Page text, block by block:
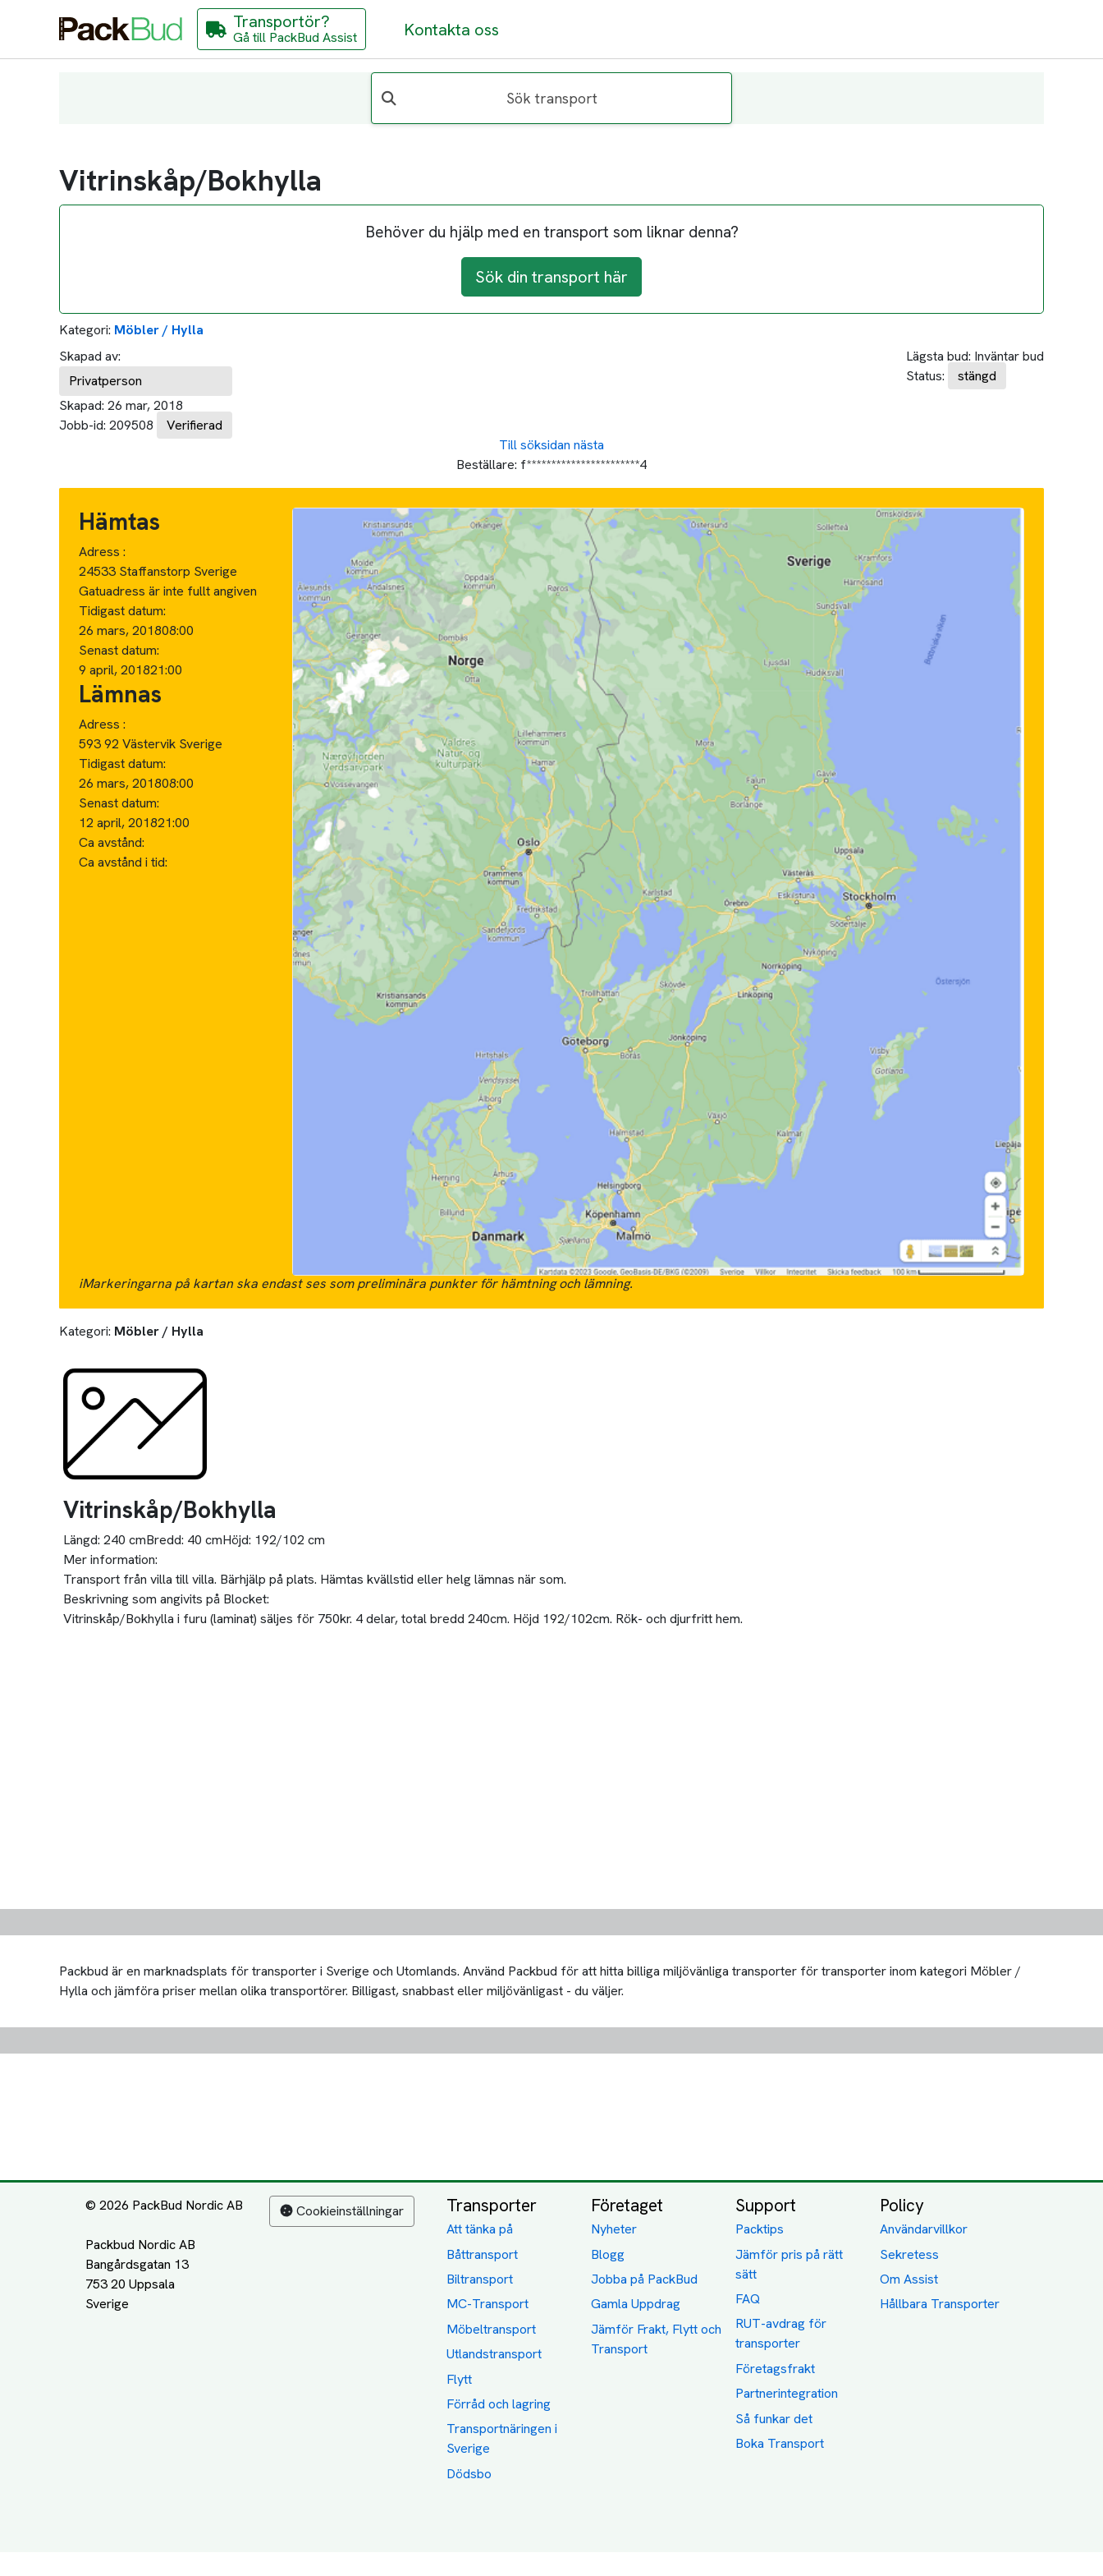
Transportör?
Gå till PackBud Assist Kontakta oss
Sök transport
Vitrinskåp/Bokhylla
Behöver du hjälp med en transport som liknar denna?
Sök din transport här
Kategori: Möbler / Hylla
Skapad av:
Privatperson
Skapad: 26 mar, 2018
Jobb-id: 209508 Verifierad
Lägsta bud: Inväntar bud
Status:
stängd
Till söksidan nästa
Beställare: f***********************4
Hämtas
Adress :
24533 Staffanstorp Sverige
Gatuadress är inte fullt angiven
Tidigast datum:
26 mars, 201808:00
Senast datum:
9 april, 201821:00
Lämnas
Adress :
593 92 Västervik Sverige
Tidigast datum:
26 mars, 201808:00
Senast datum:
12 april, 201821:00
Ca avstånd:
Ca avstånd i tid:
iMarkeringarna på kartan ska endast ses som preliminära punkter för hämtning och lämning.
Kategori: Möbler / Hylla
Vitrinskåp/Bokhylla
Längd: 240 cmBredd: 40 cmHöjd: 192/102 cm
Mer information:
Transport från villa till villa. Bärhjälp på plats. Hämtas kvällstid eller helg lämnas när som.
Beskrivning som angivits på Blocket:
Vitrinskåp/Bokhylla i furu (laminat) säljes för 750kr. 4 delar, total bredd 240cm. Höjd 192/102cm. Rök- och djurfritt hem.
Packbud är en marknadsplats för transporter i Sverige och Utomlands. Använd Packbud för att hitta billiga miljövänliga transporter för transporter inom kategori Möbler /
Hylla och jämföra priser mellan olika transportörer. Billigast, snabbast eller miljövänligast - du väljer.
© 2026 PackBud Nordic AB
Packbud Nordic AB
Bangårdsgatan 13
753 20 Uppsala
Cookieinställningar Transporter
Att tänka på
Båttransport
Biltransport
MC-Transport
Möbeltransport
Utlandstransport
Flytt
Förråd och lagring
Transportnäringen i
Sverige
Dödsbo
Företaget
Nyheter
Blogg
Jobba på PackBud
Gamla Uppdrag
Jämför Frakt, Flytt och
Transport
Support
Packtips
Jämför pris på rätt
sätt
FAQ
RUT-avdrag för
transporter
Företagsfrakt
Partnerintegration
Så funkar det
Boka Transport
Policy
Användarvillkor
Sekretess
Om Assist
Hållbara Transporter